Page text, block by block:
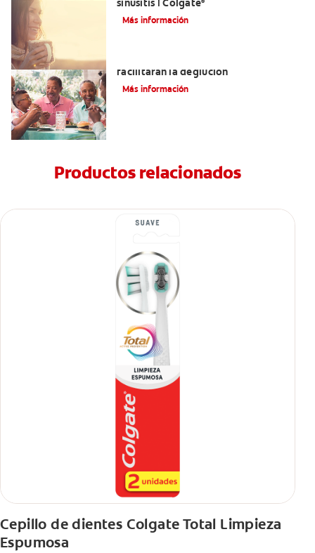
sinusitis | Colgate®
Más información
facilitarán la deglución
Más información
Productos relacionados
Cepillo de dientes Colgate Total Limpieza
Espumosa